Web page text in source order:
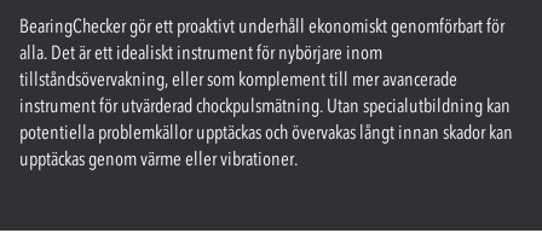
BearingChecker gör ett proaktivt underhåll ekonomiskt genomförbart för
alla. Det är ett idealiskt instrument för nybörjare inom
tillståndsövervakning, eller som komplement till mer avancerade
instrument för utvärderad chockpulsmätning. Utan specialutbildning kan
potentiella problemkällor upptäckas och övervakas långt innan skador kan
upptäckas genom värme eller vibrationer.